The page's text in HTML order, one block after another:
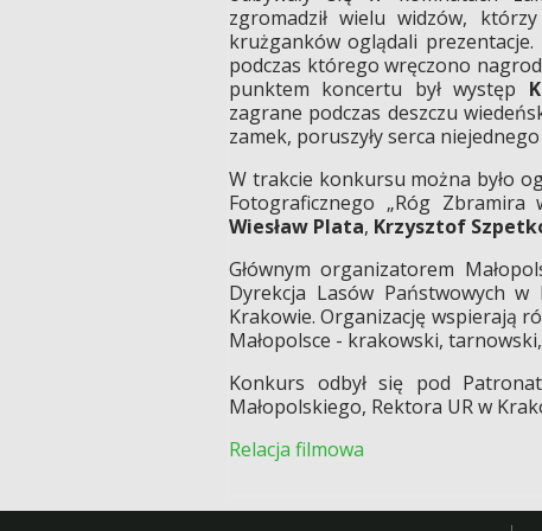
zgromadził wielu widzów,
krużganków oglądali prezentacje.
podczas którego wręczono
punktem koncertu był występ
zagrane podczas deszczu
zamek, poruszyły serca
W trakcie konkursu można było
Fotograficznego „Róg
Wiesław Plata, Krzysztof
Głównym organizatorem
Dyrekcja Lasów Państwowych
Krakowie. Organizację wspierają
Małopolsce - krakowski,
Konkurs odbył się pod
Małopolskiego, Rektora UR w
Relacja filmowa